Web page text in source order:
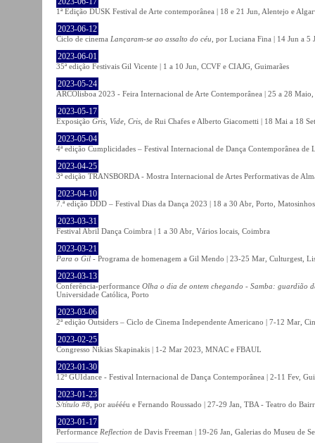
1ª Edição DUSK Festival de Arte contemporânea | 18 e 21 Jun, Alentejo e
2023-06-12
Ciclo de cinema Lançaram-se ao assalto do céu , por Luciana Fina | 14 Jun a 5
2023-06-01
35ª edição Festivais Gil Vicente | 1 a 10 Jun, CCVF e CIAJG, Guimarães
2023-05-24
ARCOlisboa 2023 - Feira Internacional de Arte Contemporânea | 25 a 28
2023-05-17
Exposição Gris, Vide, Cris , de Rui Chafes e Alberto Giacometti | 18 Mai a 18
2023-05-04
4ª edição Cumplicidades – Festival Internacional de Dança Contemporânea
2023-04-25
3ª edição TRANSBORDA - Mostra Internacional de Artes Performativas de
2023-04-10
7.ª edição DDD – Festival Dias da Dança 2023 | 18 a 30 Abr, Porto,
2023-03-31
Festival Abril Dança Coimbra | 1 a 30 Abr, Vários locais, Coimbra
2023-03-21
Para o Gil - Programa de homenagem a Gil Mendo | 23-25 Mar, Culturgest,
2023-03-13
Conferência-performance Olha o dia de ontem chegando - Samba: guardião
Universidade Católica, Porto
2023-03-06
2ª edição Outsiders – Ciclo de Cinema Independente Americano | 7-12 Mar,
2023-02-25
Congresso Nikias Skapinakis | 1-2 Mar 2023, MNAC e FBAUL
2023-01-30
12º GUIdance - Festival Internacional de Dança Contemporânea | 2-11 Fev,
2023-01-23
S/título #8 , por auéééu e Fernando Roussado | 27-29 Jan, TBA - Teatro do
2023-01-17
Performance Reflection de Davis Freeman | 19-26 Jan, Galerias do Museu de